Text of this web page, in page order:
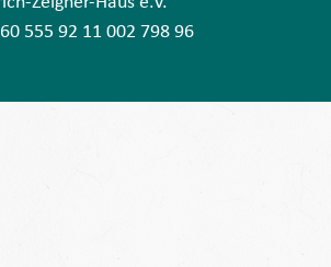
555 92 11 002 798 96